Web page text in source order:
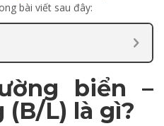
bài viết sau đây:
biển –
L) là gì?